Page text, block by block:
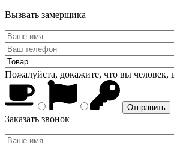
Вызвать замерщика
Пожалуйста, докажите, что вы человек,
Заказать звонок